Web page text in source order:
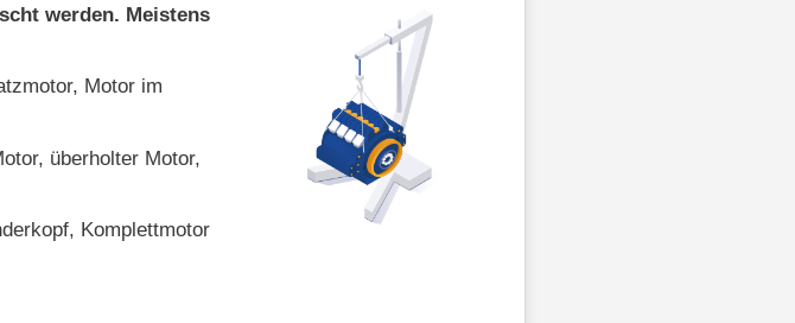
werden. Meistens
Motor im
überholter Motor,
Komplettmotor